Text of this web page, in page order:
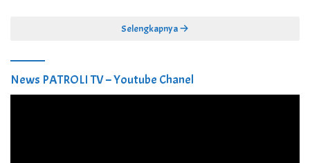
Selengkapnya
News PATROLI TV – Youtube Chanel